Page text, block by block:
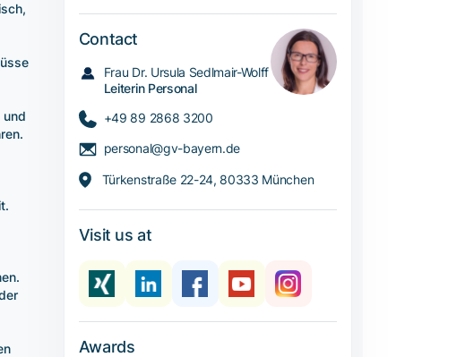
und
Contact
Frau Dr. Ursula Sedlmair-Wolff
Leiterin Personal
+49 89 2868 3200
personal@gv-bayern.de
Türkenstraße 22-24, 80333 München
Visit us at
Awards